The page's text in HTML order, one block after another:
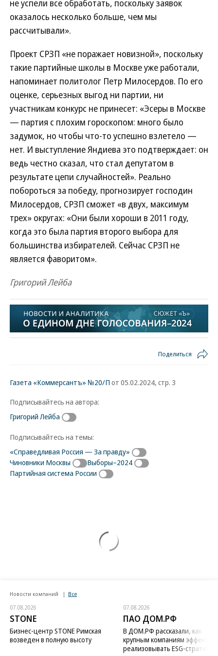
не успели все обработать, поскольку заявок
оказалось несколько больше, чем мы
рассчитывали».
Проект СРЗП «не поражает новизной», поскольку
такие партийные школы в Москве уже работали,
напоминает политолог Петр Милосердов. По его
оценке, серьезных выгод ни партии, ни
участникам конкурс не принесет: «Эсеры в Москве
— партия с плохим гороскопом: много было
задумок, но чтобы что-то успешно взлетело —
нет. И выступление Яндиева это подтверждает: он
ведь честно сказал, что стал депутатом в
результате цепи случайностей». Реально
побороться за победу, прогнозирует господин
Милосердов, СРЗП сможет «в двух, максимум
трех» округах: «Они были хороши в 2011 году,
когда это была партия второго выбора для
большинства избирателей. Сейчас СРЗП не
является фаворитом».
Григорий Лейба
Поделиться
Газета «Коммерсантъ» №20/П от 05.02.2024, стр. 3
Подписывайтесь на автора:
Григорий Лейба
Подписывайтесь на темы:
«Справедливая Россия — За правду»
Чиновники Москвы
Выборы–2024
Партийная система России